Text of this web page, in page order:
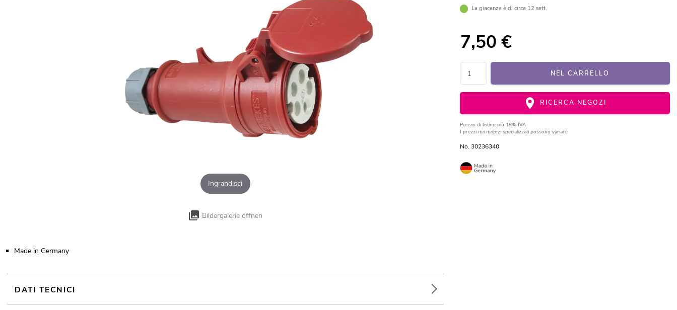
Ingrandisci
Bildergalerie öffnen
La giacenza è di circa 12 sett.
7,50 €
NEL CARRELLO
RICERCA NEGOZI
Prezzo di listino più 19% IVA
I prezzi nei negozi specializzati possono variare.
No. 30236340
Made in Germany
DATI TECNICI